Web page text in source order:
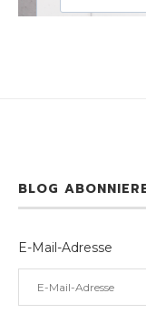
BLOG
E-Mail-Adresse